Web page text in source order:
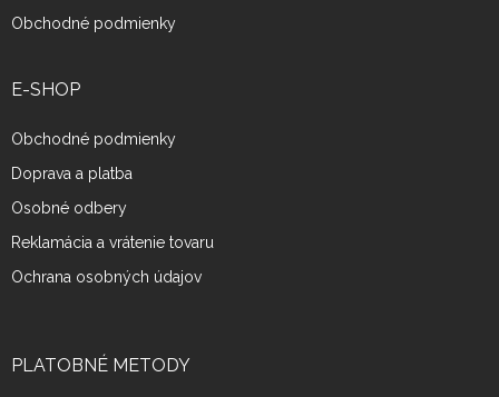
Obchodné podmienky
E-SHOP
Obchodné podmienky
Doprava a platba
Osobné odbery
Reklamácia a vrátenie tovaru
Ochrana osobných údajov
PLATOBNÉ METODY